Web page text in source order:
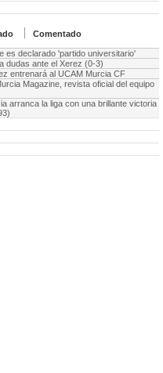
Comentado
es declarado 'partido universitario'
dudas ante el Xerez (0-3)
entrenará al UCAM Murcia CF
Magazine, revista oficial del equipo
arranca la liga con una brillante victoria